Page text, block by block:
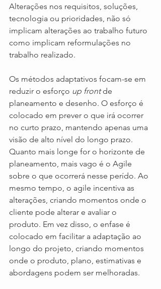
Alterações nos requisitos, soluções,
tecnologia ou prioridades, não só
implicam alterações ao trabalho futuro
como implicam reformulações no
trabalho realizado.
Os métodos adaptativos focam-se em
reduzir o esforço up front de
planeamento e desenho. O esforço é
colocado em prever o que irá ocorrer
no curto prazo, mantendo apenas uma
visão de alto nível do longo prazo.
Quanto mais longe for o horizonte de
planeamento, mais vago é o Agile
sobre o que ocorrerá nesse perído. Ao
mesmo tempo, o agile incentiva as
alterações, criando momentos onde o
cliente pode alterar e avaliar o
produto. Em vez disso, o enfase é
colocado em facilitar a adaptação ao
longo do projeto, criando momentos
onde o produto, plano, estimativas e
abordagens podem ser melhoradas.